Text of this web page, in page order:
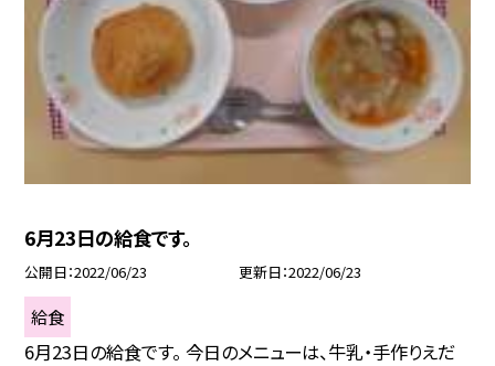
6月23日の給食です。
公開日 2022/06/23 更新日 2022/06/23
給食
6月23日の給食です。 今日のメニューは、牛乳・手作りえだ